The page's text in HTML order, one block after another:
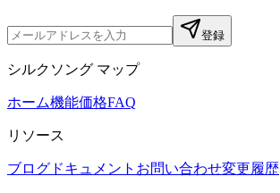
登録
シルクソング マップ
ホーム機能価格FAQ
リソース
ブログ ドキュメント お問い合わせ変更履歴